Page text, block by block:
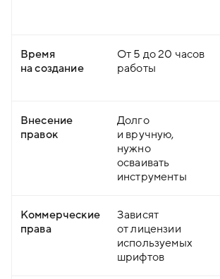
Время
на создание
От 5 до 20 часов
работы
Внесение
правок
Долго
и вручную,
нужно
осваивать
инструменты
Коммерческие
права
Зависят
от лицензии
используемых
шрифтов